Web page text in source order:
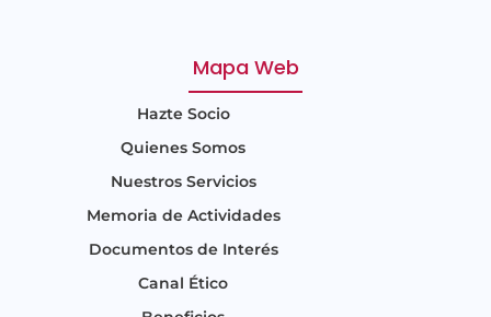
Mapa Web
Hazte Socio
Quienes Somos
Nuestros Servicios
Memoria de Actividades
Documentos de Interés
Canal Ético